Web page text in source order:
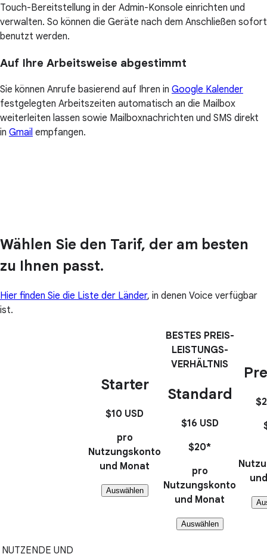
Touch-Bereitstellung in der Admin-Konsole einrichten und
verwalten. So können die Geräte nach dem Anschließen sofort
benutzt werden.
Auf Ihre Arbeitsweise abgestimmt
Sie können Anrufe basierend auf Ihren in Google Kalender
festgelegten Arbeitszeiten automatisch an die Mailbox
weiterleiten lassen sowie Mailboxnachrichten und SMS direkt
in Gmail empfangen.
Wählen Sie den Tarif, der am besten
zu Ihnen passt.
Hier finden Sie die Liste der Länder, in denen Voice verfügbar
ist.
Starter
$10 USD
pro
Nutzungskonto
und Monat
Auswählen
BESTES PREIS-
LEISTUNGS-
VERHÄLTNIS
Standard
$16 USD
$20*
pro
Nutzungskonto
und Monat
Auswählen
NUTZENDE UND